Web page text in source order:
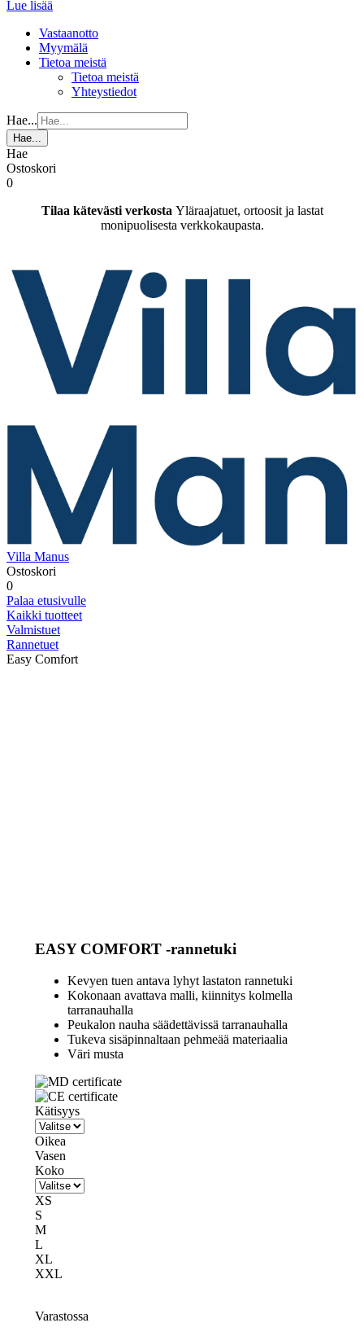
Lue lisää
Vastaanotto
Myymälä
Tietoa meistä
Tietoa meistä
Yhteystiedot
Hae...
Hae...
Hae
Ostoskori
0
Tilaa kätevästi verkosta Yläraajatuet, ortoosit ja lastat
monipuolisesta verkkokaupasta.
Villa Manus
Ostoskori
0
Palaa etusivulle
Kaikki tuotteet
Valmistuet
Rannetuet
Easy Comfort
EASY COMFORT -rannetuki
Kevyen tuen antava lyhyt lastaton rannetuki
Kokonaan avattava malli, kiinnitys kolmella
tarranauhalla
Peukalon nauha säädettävissä tarranauhalla
Tukeva sisäpinnaltaan pehmeää materiaalia
Väri musta
Kätisyys
Oikea
Vasen
Koko
XS
S
M
L
XL
XXL
Varastossa